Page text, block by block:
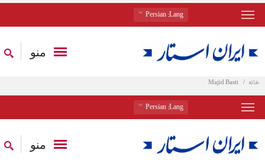
Lang
: Persian
منو
خانه Majid Basti
Lang
: Persian
منو